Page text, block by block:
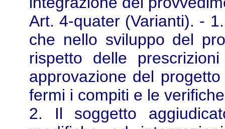
Art. 4-quater (Varianti). -
che nello sviluppo del
rispetto delle
approvazione del
fermi i compiti e le
2. Il soggetto